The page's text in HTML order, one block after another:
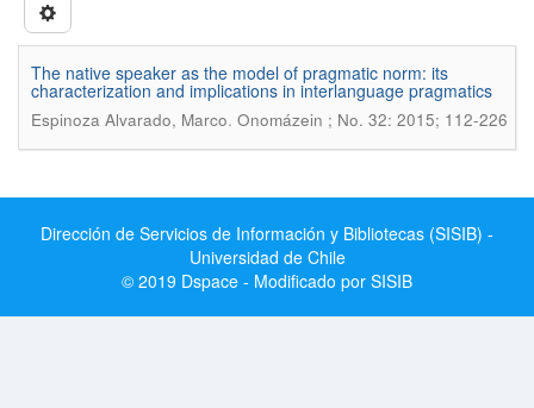
The native speaker as the model of pragmatic norm: its
characterization and implications in interlanguage pragmatics
Espinoza Alvarado, Marco. Onomázein ; No. 32: 2015; 112-226
Dirección de Servicios de Información y Bibliotecas (SISIB) -
Universidad de Chile
© 2019 Dspace - Modificado por SISIB